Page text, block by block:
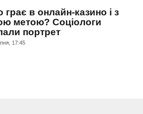
грає в онлайн-казино і з
метою? Соціологи
портрет
17:45